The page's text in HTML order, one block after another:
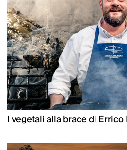
I vegetali alla brace di Errico